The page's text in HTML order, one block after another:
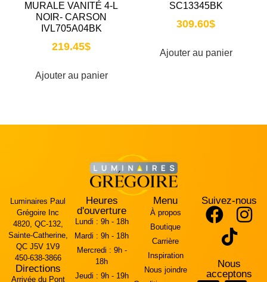
MURALE VANITÉ 4-L
NOIR- CARSON
IVL705A04BK
219.45$
Ajouter au panier
SC13345BK
309.60$
Ajouter au panier
Luminaires Paul
Grégoire Inc
4820, QC-132,
Sainte-Catherine,
QC J5V 1V9
450-638-3866
Directions
Arrivée du Pont
Heures
d'ouverture
Lundi : 9h - 18h
Mardi : 9h - 18h
Mercredi : 9h -
18h
Jeudi : 9h - 19h
Menu
À propos
Boutique
Carrière
Inspiration
Nous joindre
Suivez-nous
Nous
acceptons